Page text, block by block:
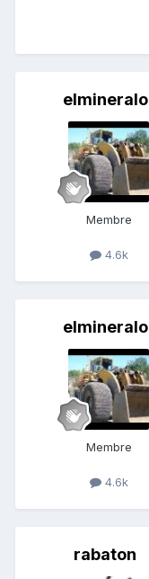
elmineralo
Membre
4.6k
elmineralo
Membre
4.6k
rabaton